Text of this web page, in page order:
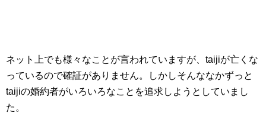
ネット上でも様々なことが言われていますが、taijiが亡くな
っているので確証がありません。しかしそんななかずっと
taijiの婚約者がいろいろなことを追求しようとしていまし
た。